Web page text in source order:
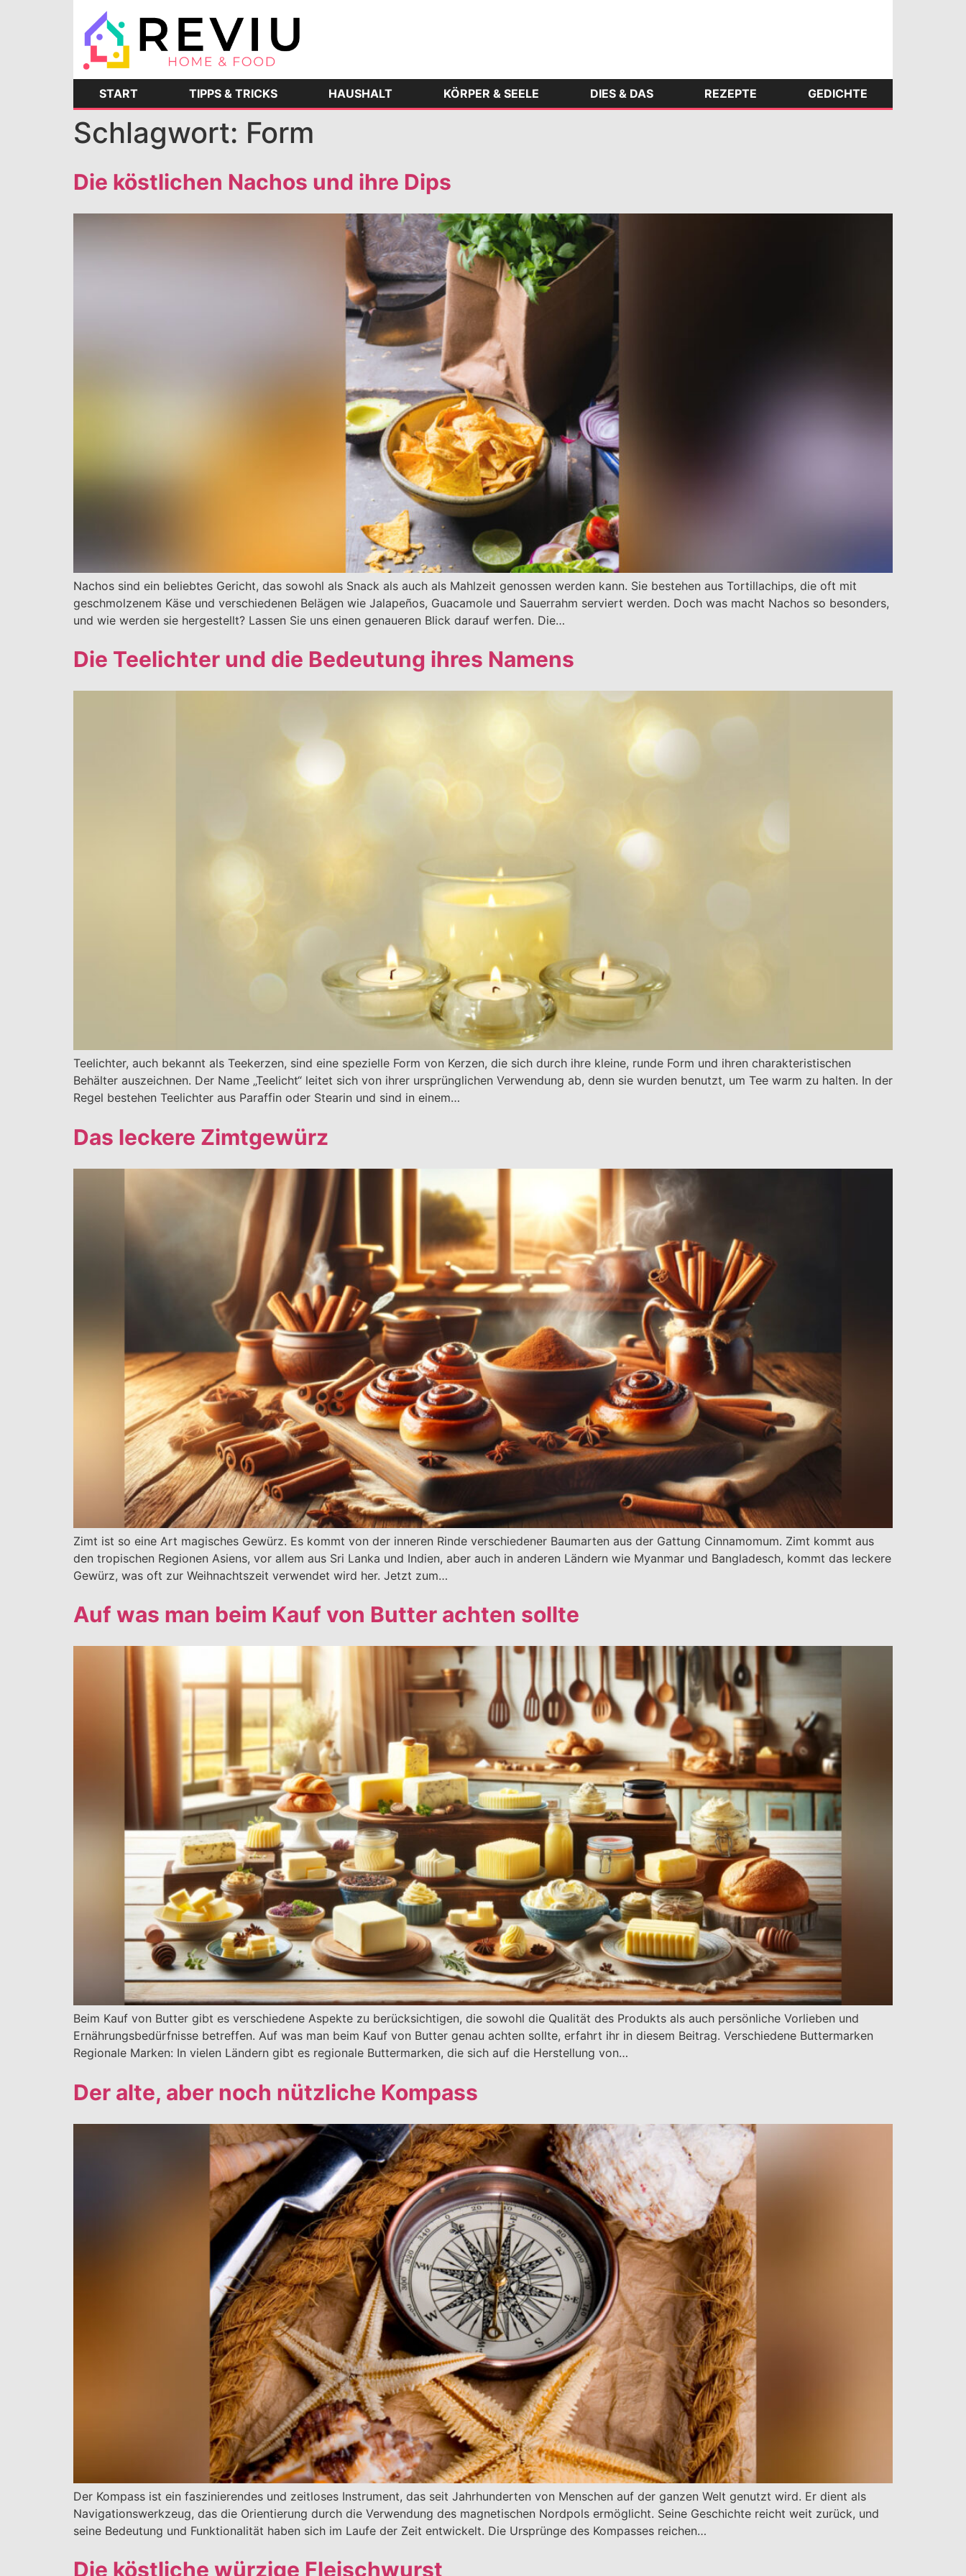
START TIPPS & TRICKS HAUSHALT KÖRPER & SEELE DIES & DAS REZEPTE GEDICHTE
Schlagwort: Form
Die köstlichen Nachos und ihre Dips
Nachos sind ein beliebtes Gericht, das sowohl als Snack als auch als Mahlzeit genossen werden kann. Sie bestehen aus Tortillachips, die oft mit
geschmolzenem Käse und verschiedenen Belägen wie Jalapeños, Guacamole und Sauerrahm serviert werden. Doch was macht Nachos so besonders,
und wie werden sie hergestellt? Lassen Sie uns einen genaueren Blick darauf werfen. Die…
Die Teelichter und die Bedeutung ihres Namens
Teelichter, auch bekannt als Teekerzen, sind eine spezielle Form von Kerzen, die sich durch ihre kleine, runde Form und ihren charakteristischen
Behälter auszeichnen. Der Name „Teelicht“ leitet sich von ihrer ursprünglichen Verwendung ab, denn sie wurden benutzt, um Tee warm zu halten. In der
Regel bestehen Teelichter aus Paraffin oder Stearin und sind in einem…
Das leckere Zimtgewürz
Zimt ist so eine Art magisches Gewürz. Es kommt von der inneren Rinde verschiedener Baumarten aus der Gattung Cinnamomum. Zimt kommt aus
den tropischen Regionen Asiens, vor allem aus Sri Lanka und Indien, aber auch in anderen Ländern wie Myanmar und Bangladesch, kommt das leckere
Gewürz, was oft zur Weihnachtszeit verwendet wird her. Jetzt zum…
Auf was man beim Kauf von Butter achten sollte
Beim Kauf von Butter gibt es verschiedene Aspekte zu berücksichtigen, die sowohl die Qualität des Produkts als auch persönliche Vorlieben und
Ernährungsbedürfnisse betreffen. Auf was man beim Kauf von Butter genau achten sollte, erfahrt ihr in diesem Beitrag. Verschiedene Buttermarken
Regionale Marken: In vielen Ländern gibt es regionale Buttermarken, die sich auf die Herstellung von…
Der alte, aber noch nützliche Kompass
Der Kompass ist ein faszinierendes und zeitloses Instrument, das seit Jahrhunderten von Menschen auf der ganzen Welt genutzt wird. Er dient als
Navigationswerkzeug, das die Orientierung durch die Verwendung des magnetischen Nordpols ermöglicht. Seine Geschichte reicht weit zurück, und
seine Bedeutung und Funktionalität haben sich im Laufe der Zeit entwickelt. Die Ursprünge des Kompasses reichen…
Die köstliche würzige Fleischwurst